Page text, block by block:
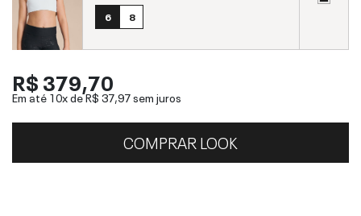
6 8
R$ 379,70
Em até 10x deR$ 37,97sem juros
COMPRAR LOOK